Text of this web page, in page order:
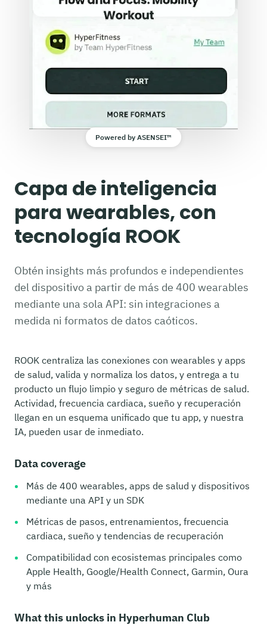
Powered by ASENSEI™
Capa de inteligencia
para wearables, con
tecnología ROOK
Obtén insights más profundos e independientes
del dispositivo a partir de más de 400 wearables
mediante una sola API: sin integraciones a
medida ni formatos de datos caóticos.
ROOK centraliza las conexiones con wearables y apps
de salud, valida y normaliza los datos, y entrega a tu
producto un flujo limpio y seguro de métricas de salud.
Actividad, frecuencia cardiaca, sueño y recuperación
llegan en un esquema unificado que tu app, y nuestra
IA, pueden usar de inmediato.
Data coverage
Más de 400 wearables, apps de salud y dispositivos
mediante una API y un SDK
Métricas de pasos, entrenamientos, frecuencia
cardiaca, sueño y tendencias de recuperación
Compatibilidad con ecosistemas principales como
Apple Health, Google/Health Connect, Garmin, Oura
y más
What this unlocks in Hyperhuman Club